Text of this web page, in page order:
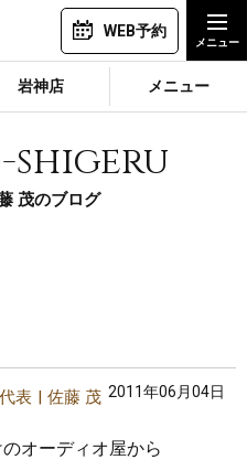
WEB予約
岩神店 メニュー
shigeru
茂のブログ
表 佐藤 茂 2011年06月04日
オーディオ屋から